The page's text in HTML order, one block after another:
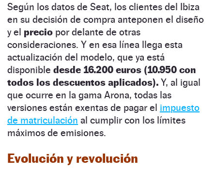
Según los datos de Seat, los clientes del Ibiza
en su decisión de compra anteponen el diseño
y el precio por delante de otras
consideraciones. Y en esa línea llega esta
actualización del modelo, que ya está
disponible desde 16.200 euros (10.950 con
todos los descuentos aplicados). Y, al igual
que ocurre en la gama Arona, todas las
versiones están exentas de pagar el impuesto
de matriculación al cumplir con los límites
máximos de emisiones.
Evolución y revolución